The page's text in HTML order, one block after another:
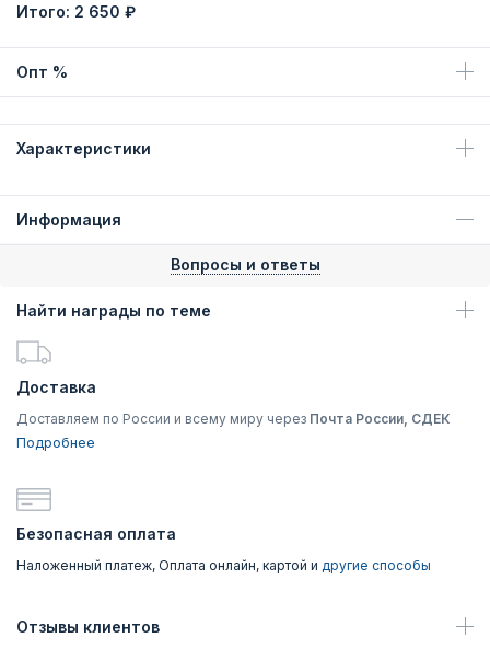
Итого: 2 650 ₽
Опт %
Характеристики
Информация
Вопросы и ответы
Найти награды по теме
Доставка
Доставляем по России и всему миру через Почта России, СДЕК
Подробнее
Безопасная оплата
Наложенный платеж, Оплата онлайн, картой и другие способы
Отзывы клиентов